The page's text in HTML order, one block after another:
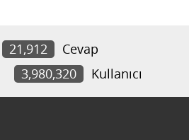
21,912
Cevap
3,980,320 Kullanıcı